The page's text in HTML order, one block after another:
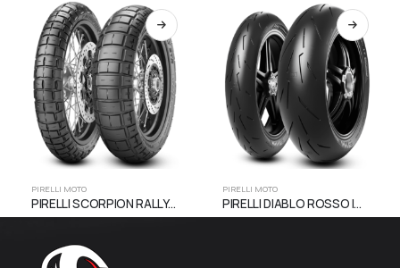
PIRELLI MOTO
PIRELLI SCORPION RALLY STR
PIRELLI MOTO
PIRELLI DIABLO ROSSO IV CORSA